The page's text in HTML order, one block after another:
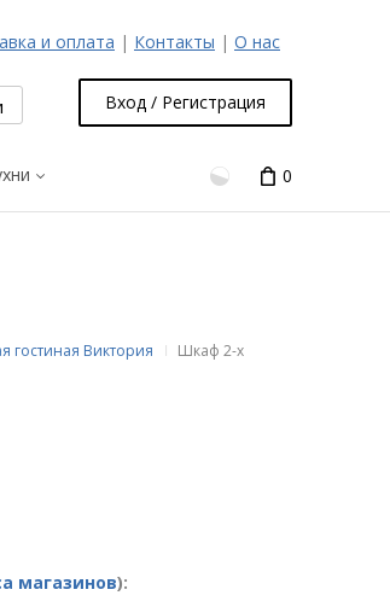
и оплата | Контакты | О нас
Вход / Регистрация
0
гостиная Виктория
Шкаф 2-х
магазинов):